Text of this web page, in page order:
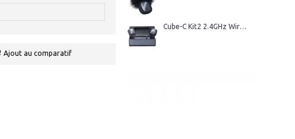
Cube-C Kit2 2.4GHz Wireless Microphone
Ajout au comparatif